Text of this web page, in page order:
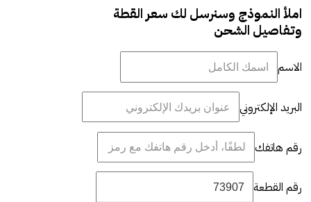
املأ النموذج وسنرسل لك سعر القطة
وتفاصيل الشحن
الاسم
البريد الإلكتروني
رقم هاتفك
رقم القطعة